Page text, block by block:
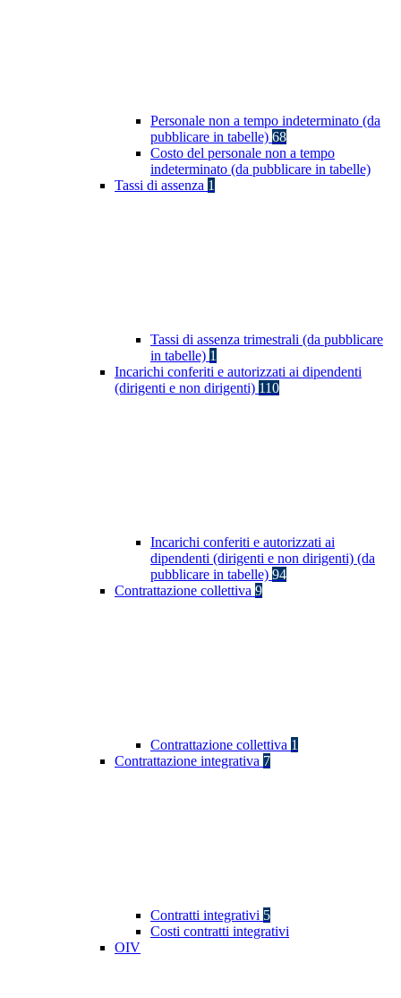
Personale non a tempo indeterminato (da
pubblicare in tabelle) 68
Costo del personale non a tempo
indeterminato (da pubblicare in tabelle)
Tassi di assenza 1
Tassi di assenza trimestrali (da pubblicare
in tabelle) 1
Incarichi conferiti e autorizzati ai dipendenti
(dirigenti e non dirigenti) 110
Incarichi conferiti e autorizzati ai
dipendenti (dirigenti e non dirigenti) (da
pubblicare in tabelle) 94
Contrattazione collettiva 9
Contrattazione collettiva 1
Contrattazione integrativa 7
Contratti integrativi 5
Costi contratti integrativi
OIV